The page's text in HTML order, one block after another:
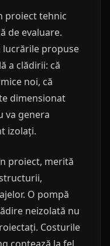
proiect tehnic
de evaluare.
lucrările propuse
a clădirii: că
noi, că
dimensionat
va genera
izolați.
proiect, merită
O pompă
neizolată nu
Costurile